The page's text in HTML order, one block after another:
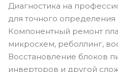
Диагностика на
для точного определения
Компонентный ремонт
микросхем, реболлинг,
Восстановление блоков
инверторов и другой